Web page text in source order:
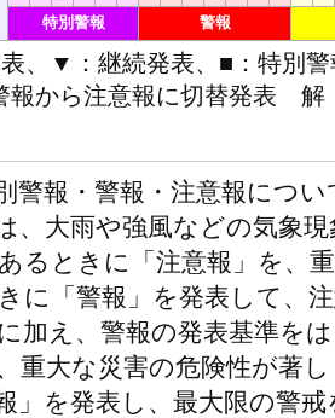
特別警報 警報
、▼：継続発表、■：特別
報から注意報に切替発表 解
警報・警報・注意報につい
、大雨や強風などの気象
るときに「注意報」を、
に「警報」を発表して、
加え、警報の発表基準を
重大な災害の危険性が著
」を発表し、最大限の警